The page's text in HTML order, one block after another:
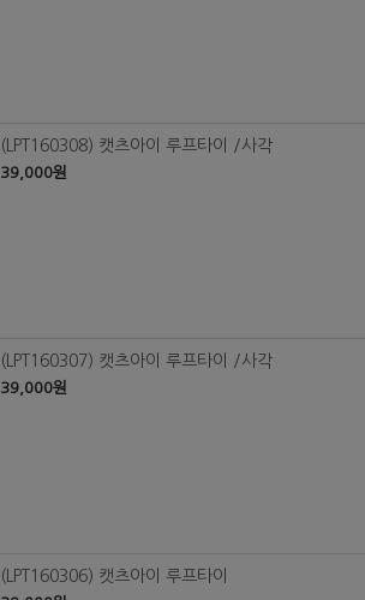
(LPT160308) 캣츠아이 루프타이 /사각
39,000원
(LPT160307) 캣츠아이 루프타이 /사각
39,000원
(LPT160306) 캣츠아이 루프타이